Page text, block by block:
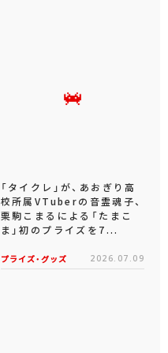
「タイクレ」が、あおぎり高
校所属VTuberの音霊魂子、
栗駒こまるによる「たまこ
ま」初のプライズを7...
プライズ・グッズ 2026.07.09